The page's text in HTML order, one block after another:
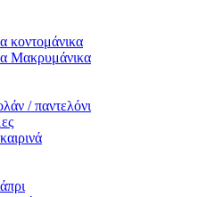
κοντομάνικα
Μακρυμάνικα
/ παντελόνι